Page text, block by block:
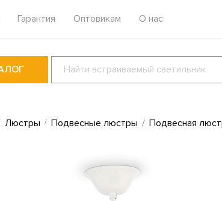
Гарантия Оптовикам О нас
Люстры Подвесные люстры Подвесная